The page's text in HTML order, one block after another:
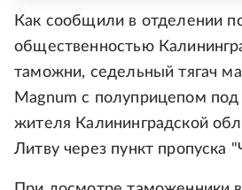
Как сообщили в отделении
общественностью
таможни, седельный тягач
Magnum с полуприцепом
жителя Калининградской
Литву через пункт пропуска